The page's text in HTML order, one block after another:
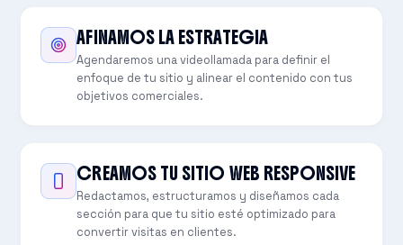
AFINAMOS LA ESTRATEGIA
Agendaremos una videollamada para definir el
enfoque de tu sitio y alinear el contenido con tus
objetivos comerciales.
CREAMOS TU SITIO WEB RESPONSIVE
Redactamos, estructuramos y diseñamos cada
sección para que tu sitio esté optimizado para
convertir visitas en clientes.